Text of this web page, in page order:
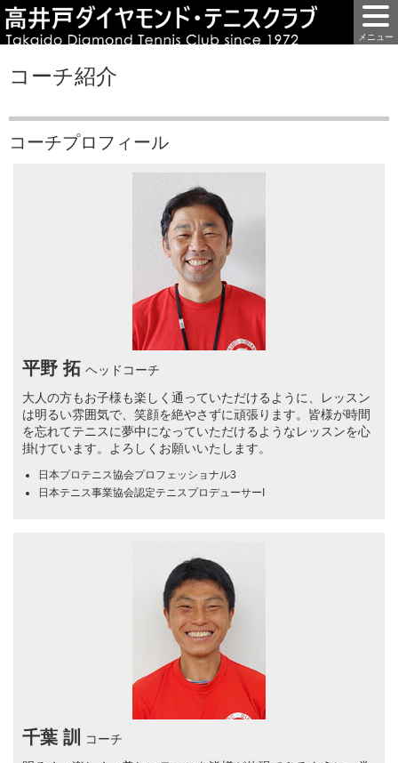
コーチ紹介
コーチプロフィール
平野 拓 ヘッドコーチ
大人の方もお子様も楽しく通っていただけるように、レッスン
は明るい雰囲気で、笑顔を絶やさずに頑張ります。皆様が時間
を忘れてテニスに夢中になっていただけるようなレッスンを心
掛けています。よろしくお願いいたします。
日本プロテニス協会プロフェッショナル3
日本テニス事業協会認定テニスプロデューサーI
千葉 訓
コーチ